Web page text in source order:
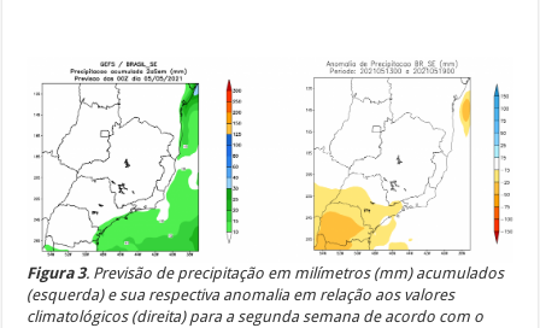
Figura 3. Previsão de precipitação em milímetros (mm) acumulados
(esquerda) e sua respectiva anomalia em relação aos valores
climatológicos (direita) para a segunda semana de acordo com o